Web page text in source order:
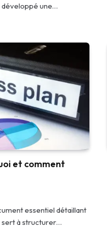
développé une…
et comment
essentiel détaillant
sert à structurer…